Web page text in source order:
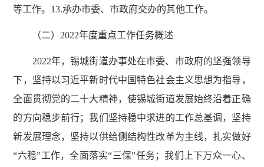
等工作。13.承办市委、市政府交办的其他工作。
（二）2022年度重点工作任务概述
2022年，锡城街道办事处在市委、市政府的坚强领导
下，坚持以习近平新时代中国特色社会主义思想为指导，
全面贯彻党的二十大精神，使锡城街道发展始终沿着正确
的方向稳步前行；我们坚持稳中求进的工作总基调，坚持
新发展理念，坚持以供给侧结构性改革为主线，扎实做好
“六稳”工作，全面落实“三保”任务；我们上下万众一心、